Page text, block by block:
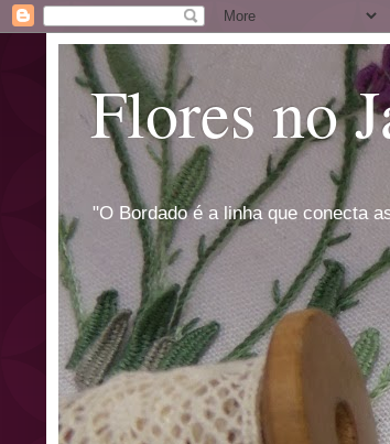
Flores no
"O Bordado é a linha que conecta